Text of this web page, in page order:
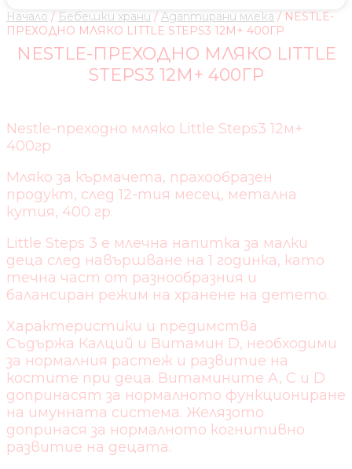
Начало / Бебешки храни / Адаптирани млека / NESTLE-
ПРЕХОДНО МЛЯКО LITTLE STEPS3 12М+ 400ГР
NESTLE-ПРЕХОДНО МЛЯКО LITTLE
STEPS3 12М+ 400ГР
Nestle-преходно мляко Little Steps3 12м+
400гр
Мляко за кърмачета, прахообразен
продукт, след 12-тия месец, метална
кутия, 400 гр.
Little Steps 3 е млечна напитка за малки
деца след навършване на 1 годинка, като
течна част от разнообразния и
балансиран режим на хранене на детето.
Характеристики и предимства
Съдържа Калций и Витамин D, необходими
за нормалния растеж и развитие на
костите при деца. Витамините A, C и D
допринасят за нормалното функциониране
на имунната система. Желязото
допринася за нормалното когнитивно
развитие на децата.